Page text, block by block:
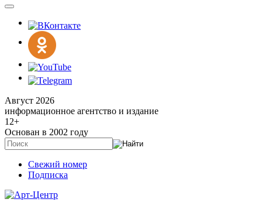
Август 2026
информационное агентство и издание
12+
Основан в 2002 году
Свежий номер
Подписка